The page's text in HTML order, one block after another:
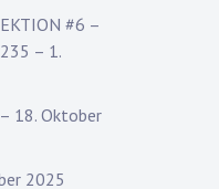
#6 –
– 1.
18. Oktober
2025